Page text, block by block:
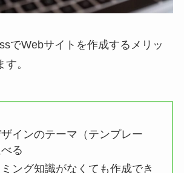
でWebサイトを作成するメリッ
。
インのテーマ（テンプレー
る
ング知識がなくても作成でき